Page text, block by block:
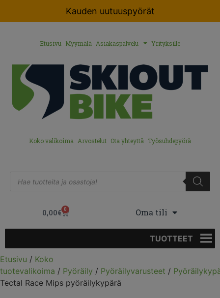
Kauden uutuuspyörät
Etusivu Myymälä Asiakaspalvelu Yrityksille
Koko valikoima Arvostelut Ota yhteyttä Työsuhdepyörä
0,00€ 0 Oma tili
TUOTTEET
Etusivu / Koko
tuotevalikoima / Pyöräily / Pyöräilyvarusteet /
Tectal Race Mips pyöräilykypärä